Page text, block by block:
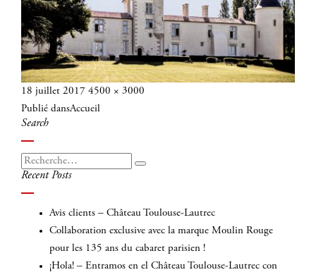
Publié
le
18 juillet 2017 Taille
réelle
4500 × 3000
Navigation
de
l’article
Publié dansAccueil
Search
Recherche
pour
:
Recherche
Recent Posts
Avis clients – Château Toulouse-Lautrec
Collaboration exclusive avec la marque Moulin Rouge
pour les 135 ans du cabaret parisien !
¡Hola! – Entramos en el Château Toulouse-Lautrec con